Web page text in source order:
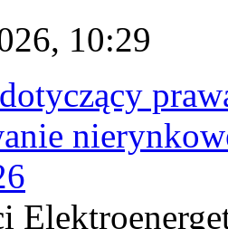
10:29